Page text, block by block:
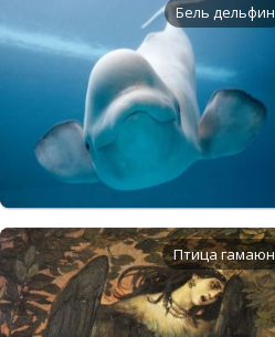
Бель дельфин
Птица гамаюн